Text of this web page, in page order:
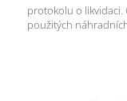
protokolu o
použitých